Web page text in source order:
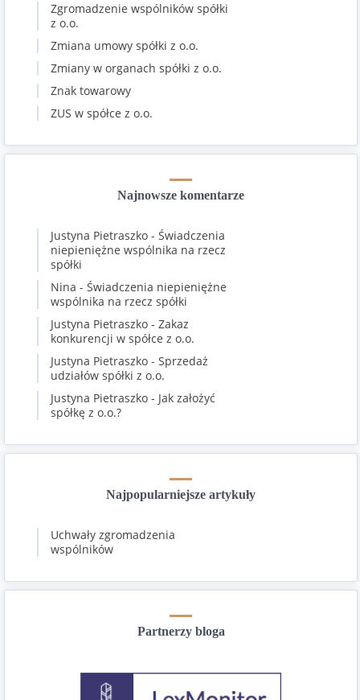
Zgromadzenie wspólników spółki
z o.o.
Zmiana umowy spółki z o.o.
Zmiany w organach spółki z o.o.
Znak towarowy
ZUS w spółce z o.o.
Najnowsze komentarze
Justyna Pietraszko - Świadczenia
niepieniężne wspólnika na rzecz
spółki
Nina - Świadczenia niepieniężne
wspólnika na rzecz spółki
Justyna Pietraszko - Zakaz
konkurencji w spółce z o.o.
Justyna Pietraszko - Sprzedaż
udziałów spółki z o.o.
Justyna Pietraszko - Jak założyć
spółkę z o.o.?
Najpopularniejsze artykuły
Uchwały zgromadzenia
wspólników
Partnerzy bloga